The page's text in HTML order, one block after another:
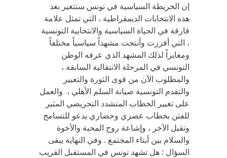
إن الخريطة السياسية في تونس ستتغير بعد
هذه الانتخابات الديمقراطية ، التي تمثل علامة
فارقة في الحياة السياسية والانتخابية التونسية
، التي أفرزت وأنتجت مشهداً سياسياً مختلفاً
ومغايراً لذلك المشهد الذي عرفه الوطن
التونسي في المرحلة الانتقالية السابقة ،
والمطلوب الآن من قوى الثورة والتعيير
والتقدم التونسية صيانة السلم الأهلي ، والعمل
على تغيير الخطاب المتشدد التحريضي المثير
للفتن بخطاب عصري وحضاري يدعو للتسامح
وتقبل الآخر ، وإشاعة روح المحبة والأخوة
والسلام بين أبناء المجتمع . وفي النهاية يبقى
السؤال : هل تشهد تونس في المستقبل القريب